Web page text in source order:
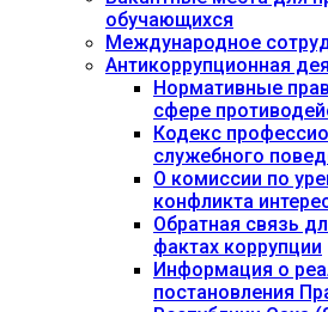
обучающихся
Международное
Антикоррупционная
Нормативные
сфере
Кодекс
служебного
О комиссии по
конфликта
Обратная связь
фактах коррупции
Информация о
постановления